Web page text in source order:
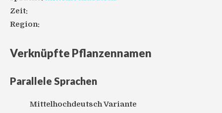
Zeit:
Region:
Verknüpfte Pflanzennamen
Parallele Sprachen
Mittelhochdeutsch Variante